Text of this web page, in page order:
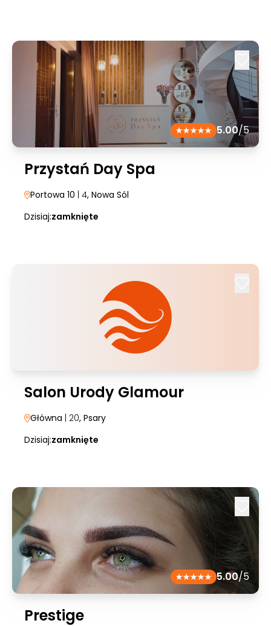
5.00/5
Przystań Day Spa
Portowa 10 | 4, Nowa Sól
Dzisiaj:zamknięte
Salon Urody Glamour
Główna | 20, Psary
Dzisiaj:zamknięte
5.00/5
Prestige